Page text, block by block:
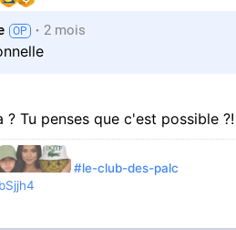
2 mois
? Tu penses que c'est possible
#le-club-des-palc